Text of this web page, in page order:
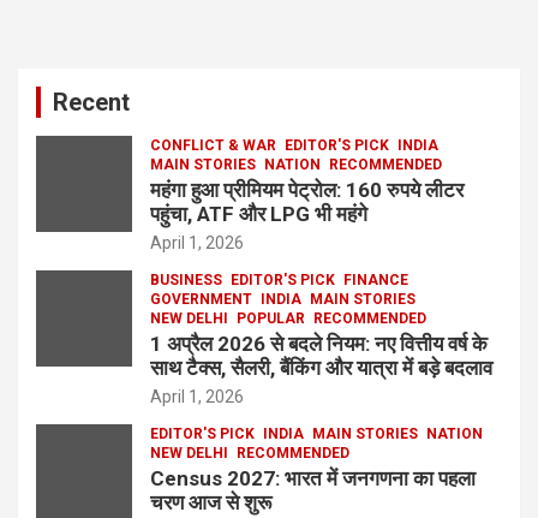
Recent
CONFLICT & WAR EDITOR'S PICK
INDIA
MAIN STORIES
NATION RECOMMENDED
महंगा हुआ प्रीमियम पेट्रोल: 160 रुपये लीटर
पहुंचा, ATF और LPG भी महंगे
April 1, 2026
BUSINESS EDITOR'S PICK
FINANCE
GOVERNMENT
INDIA
MAIN STORIES
NEW DELHI
POPULAR RECOMMENDED
1 अप्रैल 2026 से बदले नियम: नए वित्तीय वर्ष के
साथ टैक्स, सैलरी, बैंकिंग और यात्रा में बड़े बदलाव
April 1, 2026
EDITOR'S PICK INDIA MAIN STORIES
NATION
NEW DELHI
RECOMMENDED
Census 2027: भारत में जनगणना का पहला
चरण आज से शुरू